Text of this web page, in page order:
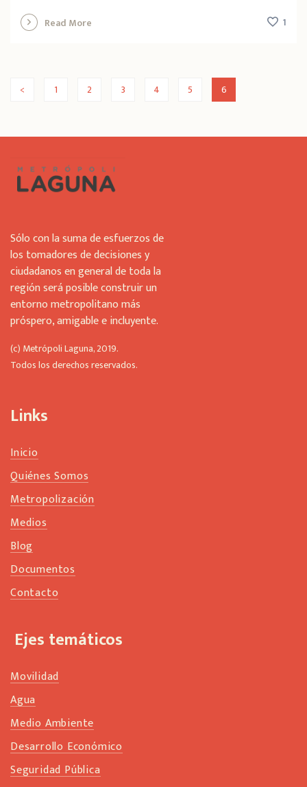
Read More 1
< 1 2 3 4 5 6
Sólo con la suma de esfuerzos de
los tomadores de decisiones y
ciudadanos en general de toda la
región será posible construir un
entorno metropolitano más
próspero, amigable e incluyente.
(c) Metrópoli Laguna, 2019.
Todos los derechos reservados.
Links
Inicio
Quiénes Somos
Metropolización
Medios
Blog
Documentos
Contacto
Ejes temáticos
Movilidad
Agua
Medio Ambiente
Desarrollo Económico
Seguridad Pública